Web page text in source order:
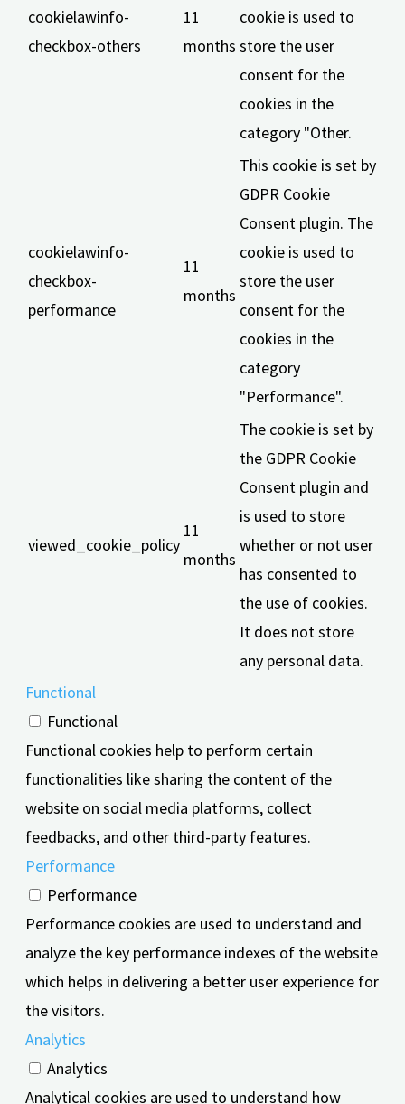
cookielawinfo-
checkbox-others
11
months
cookie is used to
store the user
consent for the
cookies in the
category "Other.
cookielawinfo-
checkbox-
performance
11
months
This cookie is set by
GDPR Cookie
Consent plugin. The
cookie is used to
store the user
consent for the
cookies in the
category
"Performance".
viewed_cookie_policy
11
months
The cookie is set by
the GDPR Cookie
Consent plugin and
is used to store
whether or not user
has consented to
the use of cookies.
It does not store
any personal data.
Functional
Functional
Functional cookies help to perform certain
functionalities like sharing the content of the
website on social media platforms, collect
feedbacks, and other third-party features.
Performance
Performance
Performance cookies are used to understand and
analyze the key performance indexes of the website
which helps in delivering a better user experience for
the visitors.
Analytics
Analytics
Analytical cookies are used to understand how